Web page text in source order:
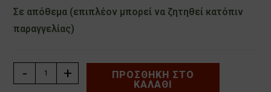
Σε απόθεμα (επιπλέον μπορεί να ζητηθεί κατόπιν
παραγγελίας)
ΤΟΙΧΟΥ
- +
ΠΡΟΣΘΉΚΗ ΣΤΟ
ΚΑΛΆΘΙ